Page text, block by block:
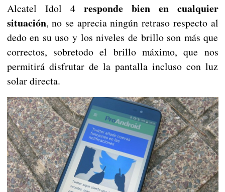
Alcatel Idol 4 responde bien en cualquier
situación, no se aprecia ningún retraso respecto al
dedo en su uso y los niveles de brillo son más que
correctos, sobretodo el brillo máximo, que nos
permitirá disfrutar de la pantalla incluso con luz
solar directa.